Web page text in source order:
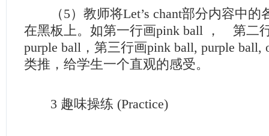
（5）教师将Let’s chant部分内容中的
在黑板上。如第一行画pink ball ， 第二
purple ball，第三行画pink ball, purple ball,
类推，给学生一个直观的感受。
3 趣味操练 (Practice)